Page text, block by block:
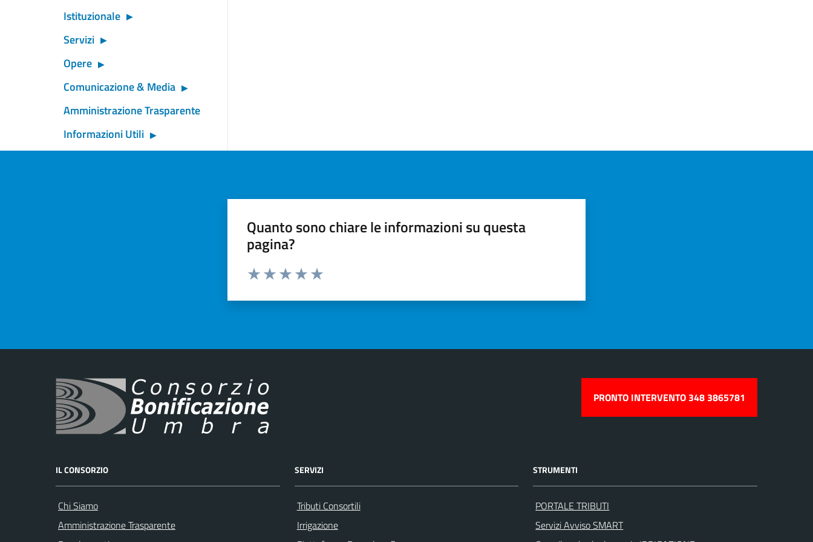
Istituzionale
Servizi
Opere
Comunicazione & Media
Amministrazione Trasparente
Informazioni Utili
Quanto sono chiare le informazioni su questa
pagina?
PRONTO INTERVENTO 348 3865781
IL CONSORZIO
Chi Siamo
Amministrazione Trasparente
SERVIZI
Tributi Consortili
Irrigazione
STRUMENTI
PORTALE TRIBUTI
Servizi Avviso SMART